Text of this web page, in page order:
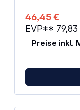
46,45 €
EVP**
Preise inkl.